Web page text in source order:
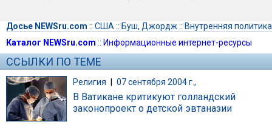
Досье NEWSru.com :: США :: Буш, Джордж:: Внутренняя политика
Каталог NEWSru.com :: Информационные интернет-ресурсы
ССЫЛКИ ПО ТЕМЕ
Религия | 07 сентября 2004 г.,
В Ватикане критикуют голландский
законопроект о детской эвтаназии